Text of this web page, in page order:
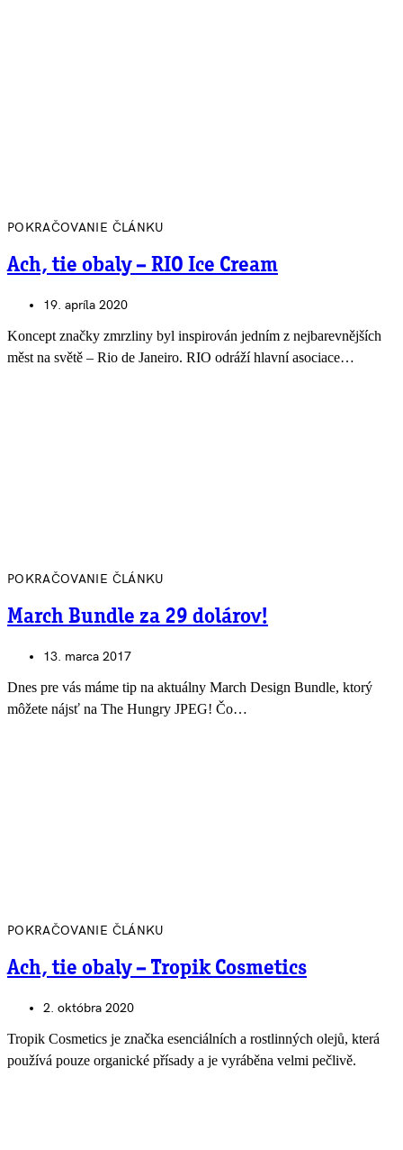
POKRAČOVANIE ČLÁNKU
Ach, tie obaly – RIO Ice Cream
19. apríla 2020
Koncept značky zmrzliny byl inspirován jedním z nejbarevnějších
měst na světě – Rio de Janeiro. RIO odráží hlavní asociace…
POKRAČOVANIE ČLÁNKU
March Bundle za 29 dolárov!
13. marca 2017
Dnes pre vás máme tip na aktuálny March Design Bundle, ktorý
môžete nájsť na The Hungry JPEG! Čo…
POKRAČOVANIE ČLÁNKU
Ach, tie obaly – Tropik Cosmetics
2. októbra 2020
Tropik Cosmetics je značka esenciálních a rostlinných olejů, která
používá pouze organické přísady a je vyráběna velmi pečlivě.